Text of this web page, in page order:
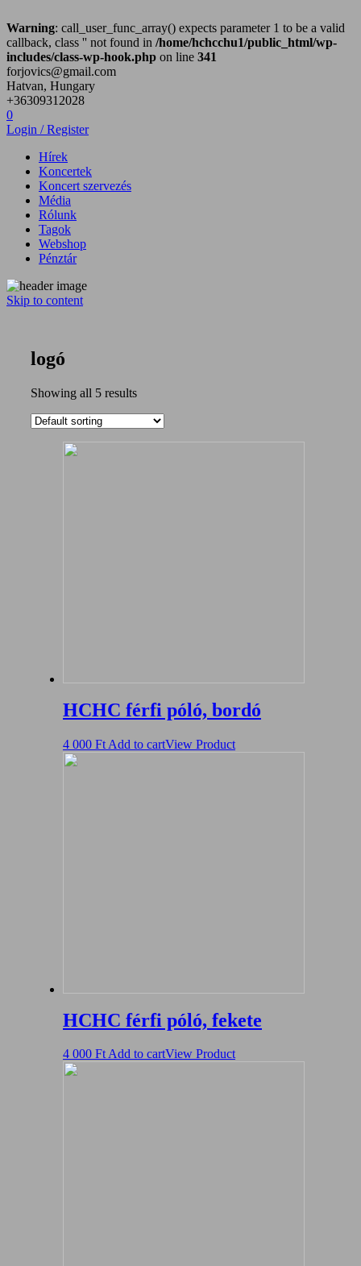
Warning: call_user_func_array() expects parameter 1 to be a valid
callback, class '' not found in /home/hchcchu1/public_html/wp-
includes/class-wp-hook.php on line 341
forjovics@gmail.com
Hatvan, Hungary
+36309312028
0
Login / Register
Hírek
Koncertek
Koncert szervezés
Média
Rólunk
Tagok
Webshop
Pénztár
Hatvan City Hard
Core
Skip to content
logó
Showing all 5 results
HCHC férfi póló, bordó
4 000 Ft Add to cartView Product
HCHC férfi póló, fekete
4 000 FtAdd to cartView Product